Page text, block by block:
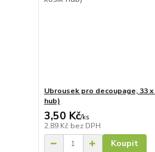
Ubrousek pro decoupage, 33
hub)
3,50 Kč/ks
2,89 Kč bez DPH
Koupit